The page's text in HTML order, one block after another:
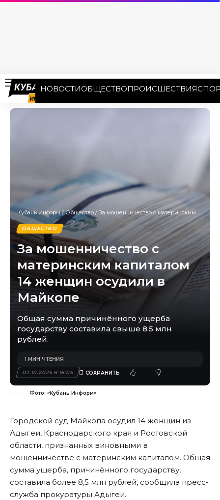
НОВОСТИОБЩЕСТВОПРОИСШЕСТВИЯ
Кубань Информ/Общество / За мошенничество с материнским капиталом 14 женщин осудили в Майкопе
ОБЩЕСТВО
За мошенничество с
материнским капиталом
14 женщин осудили в
Майкопе
Общая сумма причинённого ущерба
государству составила свыше 8,5 млн
рублей.
02.10.2025 В 16:05
1 МИН ЧТЕНИЯ
Фото: «Кубань Информ»
Городской суд Майкопа осудил 14 женщин из
Адыгеи, Краснодарского края и Ростовской
области, признанных виновными в
мошенничестве с материнским капиталом. Общая
сумма ущерба, причинённого государству,
составила более 8,5 млн рублей, сообщила пресс-
служба прокуратуры Адыгеи.